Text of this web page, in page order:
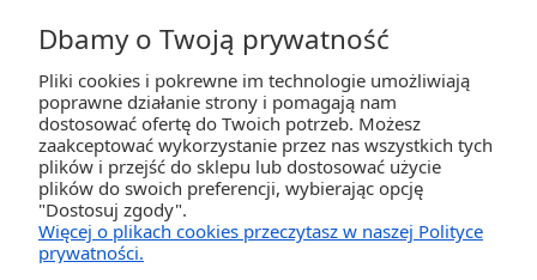
Deska SUP SPINERA Sun Light
11
1 525,00 zł
DO KOSZYKA
Dbamy o Twoją prywatność
Pliki cookies i pokrewne im technologie umożliwiają
poprawne działanie strony i pomagają nam
dostosować ofertę do Twoich potrzeb. Możesz
zaakceptować wykorzystanie przez nas wszystkich tych
plików i przejść do sklepu lub dostosować użycie
plików do swoich preferencji, wybierając opcję
"Dostosuj zgody".
Więcej o plikach cookies przeczytasz w naszej Polityce
prywatności.